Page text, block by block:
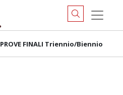
PROVE FINALI Triennio/Biennio